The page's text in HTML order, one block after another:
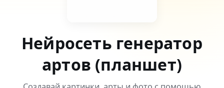
Нейросеть генератор
артов (планшет)